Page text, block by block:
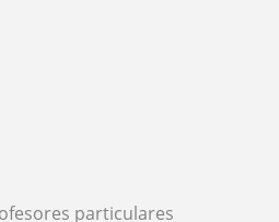
particulares